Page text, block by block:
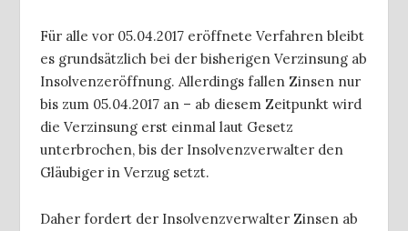
Für alle vor 05.04.2017 eröffnete Verfahren bleibt
es grundsätzlich bei der bisherigen Verzinsung ab
Insolvenzeröffnung. Allerdings fallen Zinsen nur
bis zum 05.04.2017 an – ab diesem Zeitpunkt wird
die Verzinsung erst einmal laut Gesetz
unterbrochen, bis der Insolvenzverwalter den
Gläubiger in Verzug setzt.
Daher fordert der Insolvenzverwalter Zinsen ab